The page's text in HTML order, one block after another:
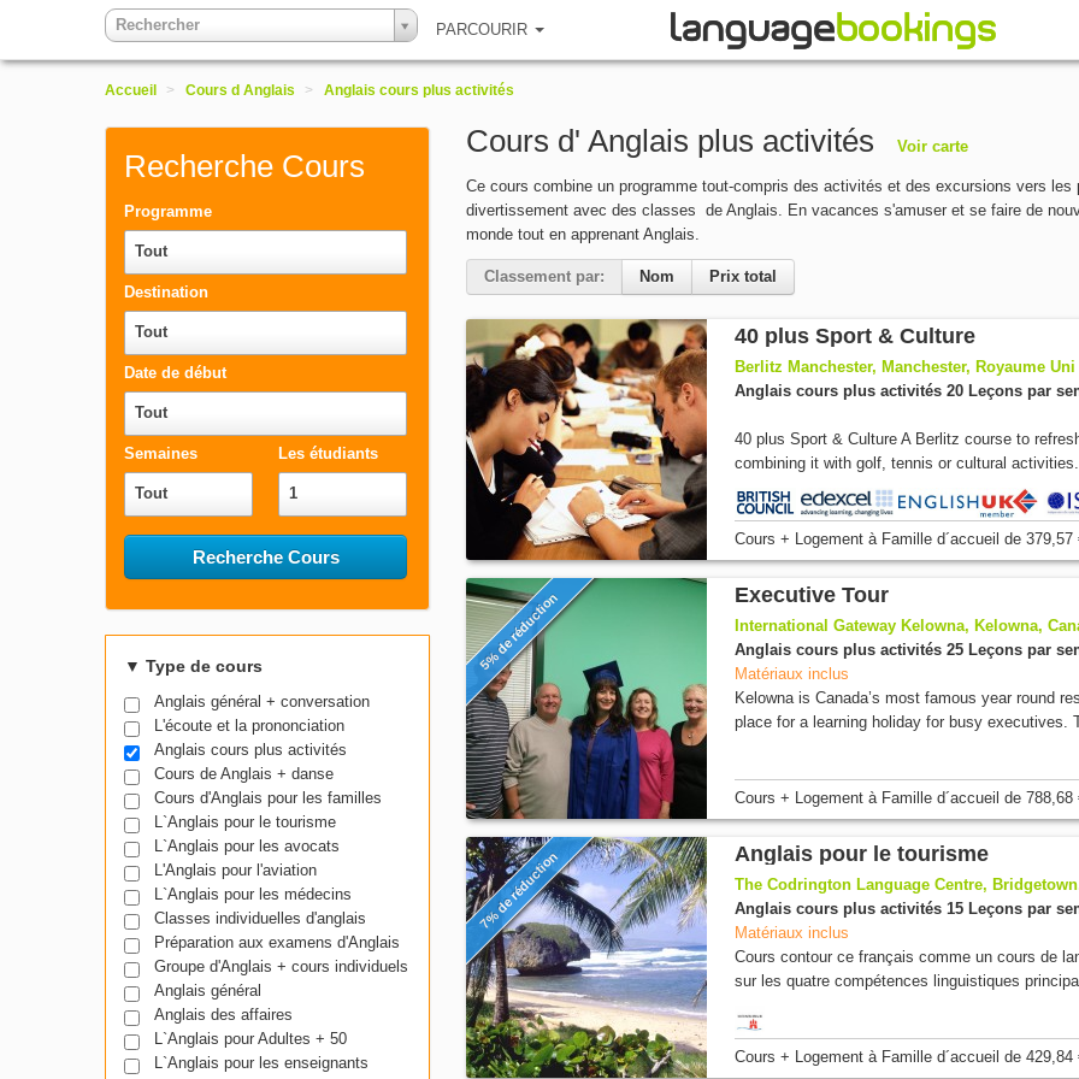
Rechercher PARCOURIR
Accueil > Cours d Anglais > Anglais cours plus activités
Recherche Cours
Programme
Tout
Destination
Tout
Date de début
Tout
Semaines
Tout
Les étudiants
1
Recherche Cours
▼ Type de cours
Anglais général + conversation
L'écoute et la prononciation
Anglais cours plus activités
Cours de Anglais + danse
Cours d'Anglais pour les familles
L`Anglais pour le tourisme
L`Anglais pour les avocats
L'Anglais pour l'aviation
L`Anglais pour les médecins
Classes individuelles d'anglais
Préparation aux examens d'Anglais
Groupe d'Anglais + cours individuels
Anglais général
Anglais des affaires
L`Anglais pour Adultes + 50
L`Anglais pour les enseignants
Cours d' Anglais plus activités Voir carte
Ce cours combine un programme tout-compris des activités et des excursions vers
divertissement avec des classes de Anglais. En vacances s'amuser et se faire de
monde tout en apprenant Anglais.
Classement par: Nom Prix total
40 plus Sport & Culture
Berlitz Manchester, Manchester, Royaume Uni
Anglais cours plus activités 20 Leçons par
40 plus Sport & Culture A Berlitz course to
combining it with golf, tennis or cultural
Cours + Logementà Famille d´accueil de379,57
5% de réduction Executive Tour
International Gateway Kelowna, Kelowna,
Anglais cours plus activités 25 Leçons par
Matériaux inclus
Kelowna is Canada’s most famous year round
place for a learning holiday for busy executives.
Cours + Logementà Famille d´accueil de788,68
7% de réduction Anglais pour le tourisme
The Codrington Language Centre,
Anglais cours plus activités 15 Leçons par
Matériaux inclus
Cours contour ce français comme un cours de
sur les quatre compétences linguistiques
Cours + Logementà Famille d´accueil de429,84